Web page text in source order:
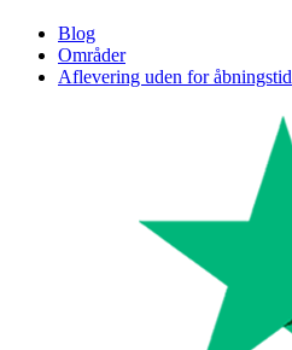
Blog
Områder
Aflevering uden for åbningstid